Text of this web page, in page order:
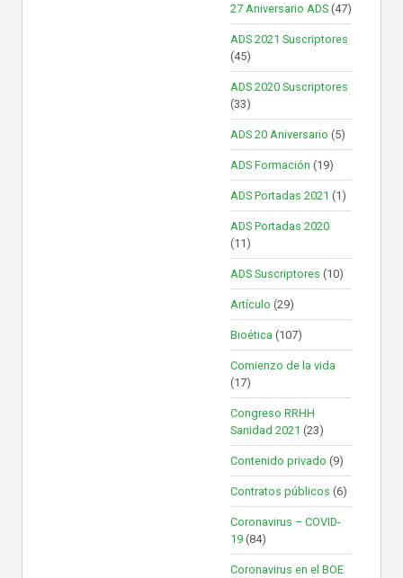
27 Aniversario ADS (47)
ADS 2021 Suscriptores
(45)
ADS 2020 Suscriptores
(33)
ADS 20 Aniversario (5)
ADS Formación (19)
ADS Portadas 2021 (1)
ADS Portadas 2020
(11)
ADS Suscriptores (10)
Artículo (29)
Bioética (107)
Comienzo de la vida
(17)
Congreso RRHH
Sanidad 2021 (23)
Contenido privado (9)
Contratos públicos (6)
Coronavirus – COVID-
19 (84)
Coronavirus en el BOE